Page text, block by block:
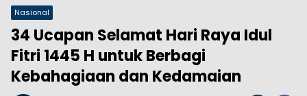
Nasional
34 Ucapan Selamat Hari Raya Idul
Fitri 1445 H untuk Berbagi
Kebahagiaan dan Kedamaian